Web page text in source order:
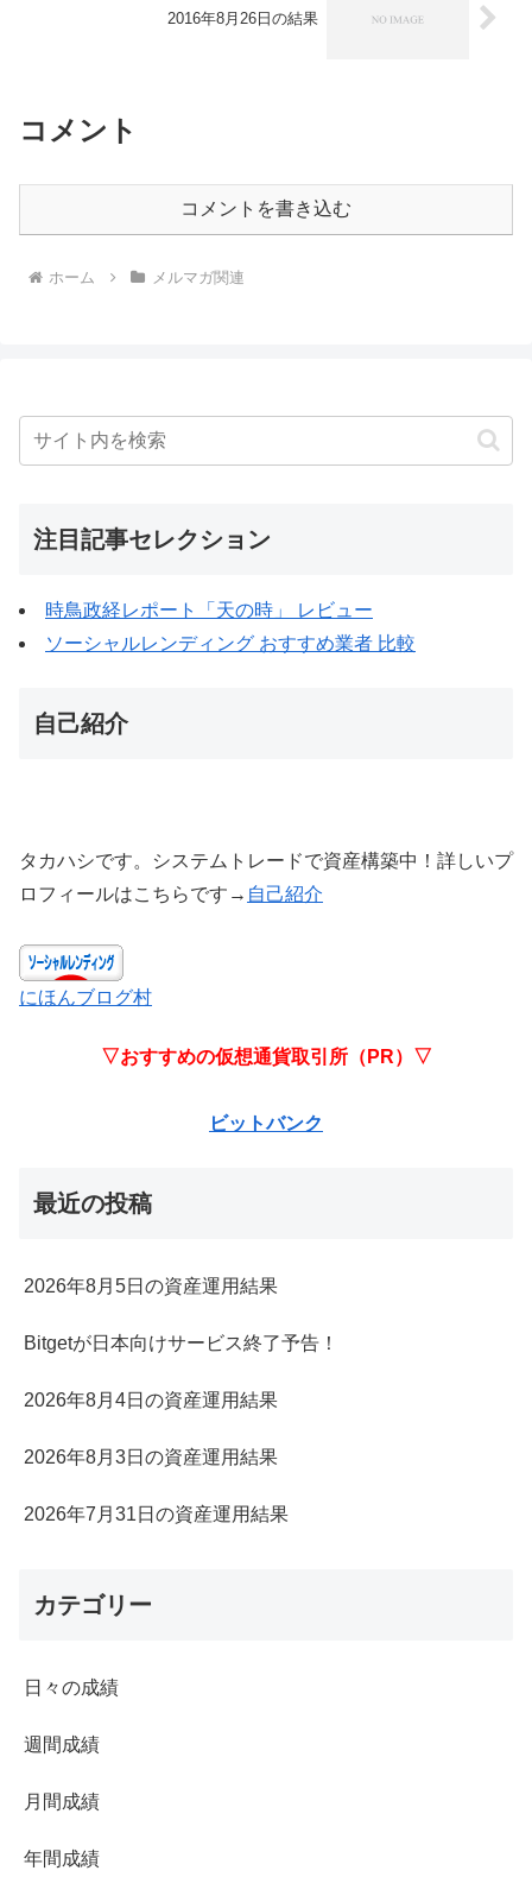
2016年8月26日の結果
コメント
コメントを書き込む
ホーム メルマガ関連
注目記事セレクション
時鳥政経レポート「天の時」 レビュー
ソーシャルレンディング おすすめ業者 比較
自己紹介
タカハシです。システムトレードで資産構築中！詳しいプ
ロフィールはこちらです→ 自己紹介
にほんブログ村
▽おすすめの仮想通貨取引所（PR）▽
ビットバンク
最近の投稿
2026年8月5日の資産運用結果
Bitgetが日本向けサービス終了予告！
2026年8月4日の資産運用結果
2026年8月3日の資産運用結果
2026年7月31日の資産運用結果
カテゴリー
日々の成績
週間成績
月間成績
年間成績